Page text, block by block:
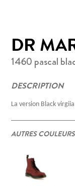
DR
1460 pascal
DESCRIPTION
La version Black
AUTRES COULEURS